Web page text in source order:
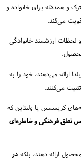
و همدلانه برای خانواده و
می‌کند.
ارزشمند خانوادگی
ارائه می‌دهند، خود را به
می‌کنند.
کریسمس یا ولنتاین که
تعلق فرهنگی و خاطره‌ای
ارائه دهند، بلکه در